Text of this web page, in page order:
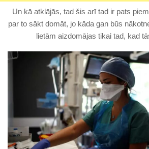
Un kā atklājās, tad šis arī tad ir pats
par to sākt domāt, jo kāda gan būs
lietām aizdomājas tikai tad, kad